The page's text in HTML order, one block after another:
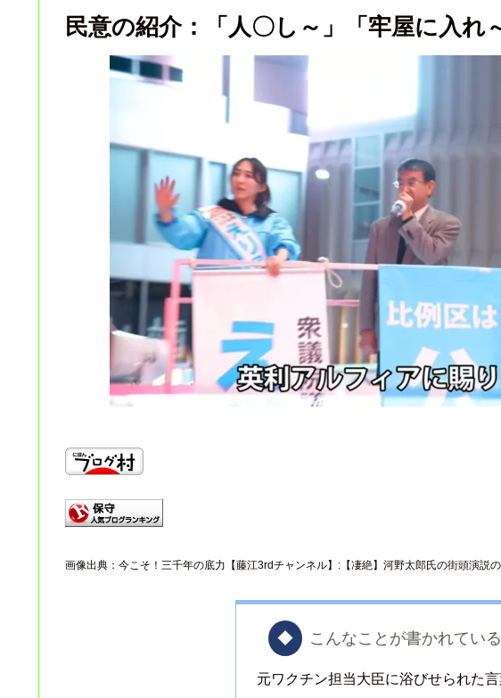
民意の紹介：「人〇し～」「牢屋に入れ
画像出典：今こそ！三千年の底力【藤江3rdチャンネル】:【凄絶】河野太郎氏の街頭演説
こんなことが書かれてい
元ワクチン担当大臣に浴びせられた